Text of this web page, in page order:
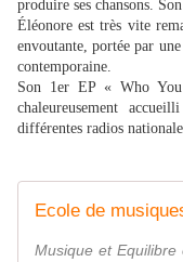
produire ses chansons.
Éléonore est très vite
envoutante, portée par
contemporaine.
Son 1er EP « Who
chaleureusement
différentes radios
Musique et